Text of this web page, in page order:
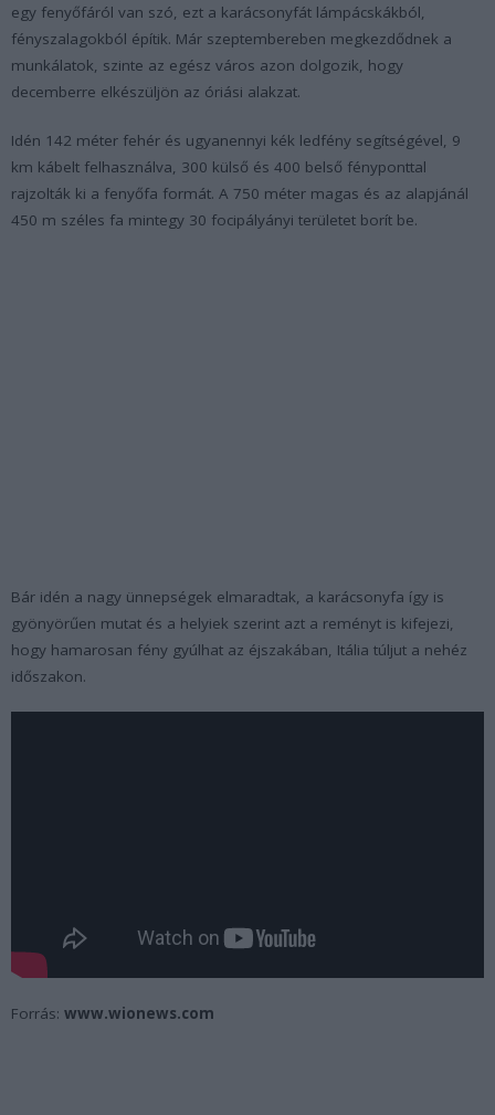
egy fenyőfáról van szó, ezt a karácsonyfát lámpácskákból,
fényszalagokból építik. Már szeptembereben megkezdődnek a
munkálatok, szinte az egész város azon dolgozik, hogy
decemberre elkészüljön az óriási alakzat.
Idén 142 méter fehér és ugyanennyi kék ledfény segítségével, 9
km kábelt felhasználva, 300 külső és 400 belső fényponttal
rajzolták ki a fenyőfa formát. A 750 méter magas és az alapjánál
450 m széles fa mintegy 30 focipályányi területet borít be.
Bár idén a nagy ünnepségek elmaradtak, a karácsonyfa így is
gyönyörűen mutat és a helyiek szerint azt a reményt is kifejezi,
hogy hamarosan fény gyúlhat az éjszakában, Itália túljut a nehéz
időszakon.
Forrás: www.wionews.com